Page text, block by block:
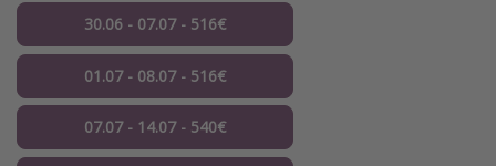
30.06 - 07.07 - 516€
01.07 - 08.07 - 516€
07.07 - 14.07 - 540€